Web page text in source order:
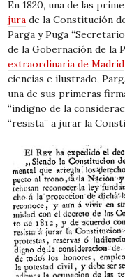
En 1820, una de las
jura de la Constitución
Parga y Puga
de la Gobernación de la
extraordinaria de Madrid
ciencias e ilustrado,
una de sus primeras
“indigno de la
“resista” a jurar la